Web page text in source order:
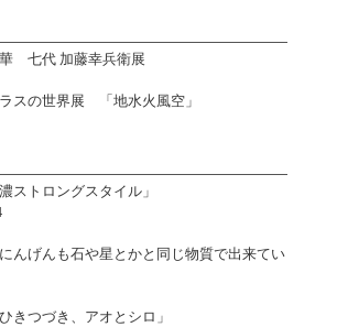
七代 加藤幸兵衛展
スの世界展 「地水火風空」
ストロングスタイル」
んげんも石や星とかと同じ物質で出来てい
きつづき、アオとシロ」